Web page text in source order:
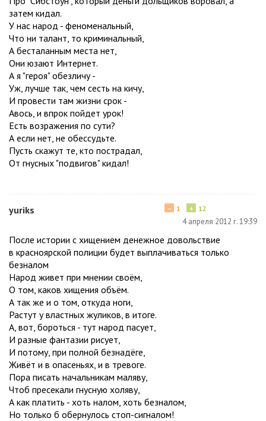
затем кидал.
У нас народ - феноменальный,
Что ни талант, то криминальный,
А бесталанным места нет,
Они юзают Интернет.
А я "героя" обезличу -
Уж, лучше так, чем сесть на кичу,
И провести там жизни срок -
Авось, и впрок пойдет урок!
Есть возражения по сути?
А если нет, не обессудьте.
Пусть скажут те, кто пострадал,
От гнусных "подвигов" кидал!
yuriks + 12
− 1
4 апреля 2012 г. 19:39
После истории с хищением денежное довольствие
в красноярской полиции будет выплачиваться только
безналом
Народ живет при мнении своём,
О том, каков хищения объём.
А так же и о том, откуда ноги,
Растут у властных жуликов, в итоге.
А, вот, бороться - тут народ пасует,
И разные фантазии рисует,
И потому, при полной безнадёге,
Живёт и в опасеньях, и в тревоге.
Пора писать начальникам маляву,
Чтоб пресекали гнусную холяву,
А как платить - хоть налом, хоть безналом,
Но только б обернулось стоп-сигналом!